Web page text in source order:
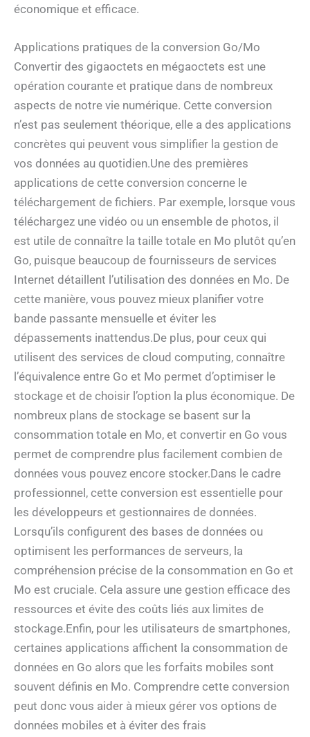
économique et efficace.
Applications pratiques de la conversion Go/Mo
Convertir des gigaoctets en mégaoctets est une
opération courante et pratique dans de nombreux
aspects de notre vie numérique. Cette conversion
n’est pas seulement théorique, elle a des applications
concrètes qui peuvent vous simplifier la gestion de
vos données au quotidien.Une des premières
applications de cette conversion concerne le
téléchargement de fichiers. Par exemple, lorsque vous
téléchargez une vidéo ou un ensemble de photos, il
est utile de connaître la taille totale en Mo plutôt qu’en
Go, puisque beaucoup de fournisseurs de services
Internet détaillent l’utilisation des données en Mo. De
cette manière, vous pouvez mieux planifier votre
bande passante mensuelle et éviter les
dépassements inattendus.De plus, pour ceux qui
utilisent des services de cloud computing, connaître
l’équivalence entre Go et Mo permet d’optimiser le
stockage et de choisir l’option la plus économique. De
nombreux plans de stockage se basent sur la
consommation totale en Mo, et convertir en Go vous
permet de comprendre plus facilement combien de
données vous pouvez encore stocker.Dans le cadre
professionnel, cette conversion est essentielle pour
les développeurs et gestionnaires de données.
Lorsqu’ils configurent des bases de données ou
optimisent les performances de serveurs, la
compréhension précise de la consommation en Go et
Mo est cruciale. Cela assure une gestion efficace des
ressources et évite des coûts liés aux limites de
stockage.Enfin, pour les utilisateurs de smartphones,
certaines applications affichent la consommation de
données en Go alors que les forfaits mobiles sont
souvent définis en Mo. Comprendre cette conversion
peut donc vous aider à mieux gérer vos options de
données mobiles et à éviter des frais